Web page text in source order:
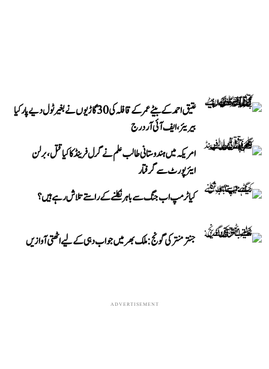
عتیق احمد کے بیٹے عمر کے قافلہ کی 30 گاڑیوں نے بغیر ٹول دیے پار کیا
بیریئر، ایف آئی آر درج
امریکہ میں ہندوستانی طالب علم نے گرل فرینڈ کا کیا قتل، برلن
ایئرپورٹ سے گرفتار
کیا ٹرمپ اب جنگ سے باہر نکلنے کے راستے تلاش رہے ہیں؟
جنتر منتر کی گونج: ملک بھر میں جواب دہی کے لیے اٹھتی آوازیں
ADVERTISEMENT